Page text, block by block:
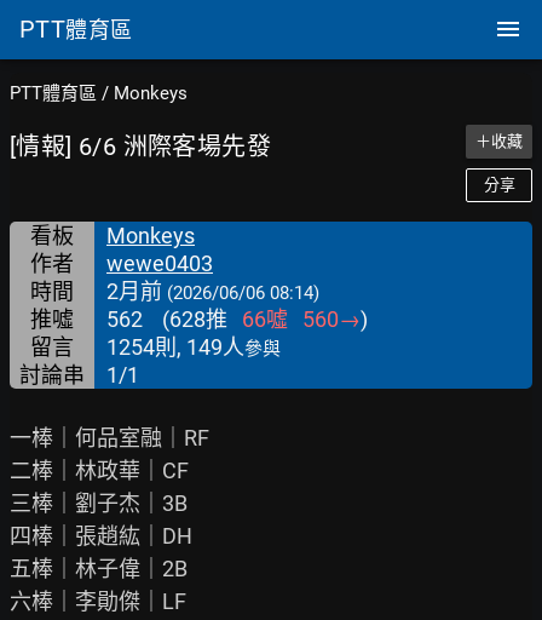
PTT體育區
PTT體育區 / Monkeys
[情報] 6/6 洲際客場先發 ＋收藏
分享
看板
Monkeys
作者
wewe0403
時間
2月前 (2026/06/06 08:14)
推噓 562 (628推 66噓 560→)
留言
1254則, 149人參與
討論串 1/1
一棒｜何品室融｜RF
二棒｜林政華｜CF
三棒｜劉子杰｜3B
四棒｜張趙紘｜DH
五棒｜林子偉｜2B
六棒｜李勛傑｜LF